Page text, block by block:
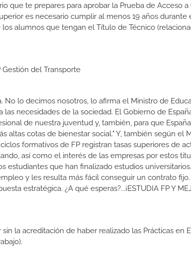
que te prepares para aprobar la Prueba de Acceso a
es necesario cumplir al menos 19 años durante
alumnos que tengan el Título de Técnico
del Transporte
No lo decimos nosotros, lo afirma el Ministro de
necesidades de la sociedad. El Gobierno de
de nuestra juventud y, también, para que
cotas de bienestar social." Y, también según el
formativos de FP registran tasas superiores de
así como el interés de las empresas por estos
estudiantes que han finalizado estudios
y les resulta más fácil conseguir un contrato
estratégica. ¿A qué esperas?...¡ESTUDIA FP Y
la acreditación de haber realizado las Prácticas en